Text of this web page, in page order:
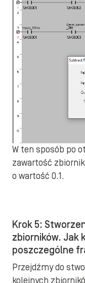
W ten sposób po
zawartość
o wartość 0.1.
Krok 5:
zbiorników. Jak
poszczególne
Przejdźmy do
kolejnych